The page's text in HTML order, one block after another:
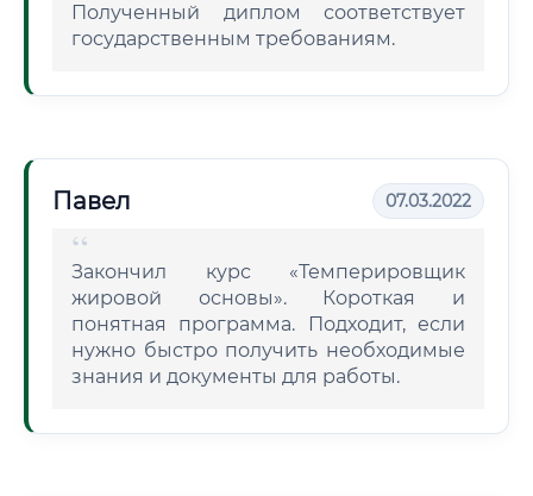
Полученный диплом соответствует
государственным требованиям.
Павел 07.03.2022
Закончил курс «Темперировщик
жировой основы». Короткая и
понятная программа. Подходит, если
нужно быстро получить необходимые
знания и документы для работы.